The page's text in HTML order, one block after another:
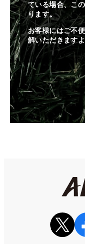
ている場合、こ
ります。
お客様にはご不
解いただきます